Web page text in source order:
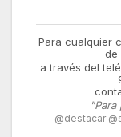
Para cualquier
de
a través del
@destacar